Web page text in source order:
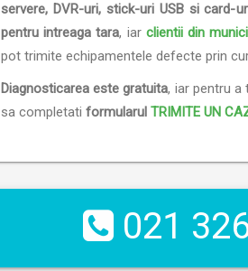
servere, DVR-uri, stick-uri USB si card-
pentru intreaga tara, iar clientii din
pot trimite echipamentele defecte prin
Diagnosticarea este gratuita, iar pentru a
sa completati formularul TRIMITE UN
021